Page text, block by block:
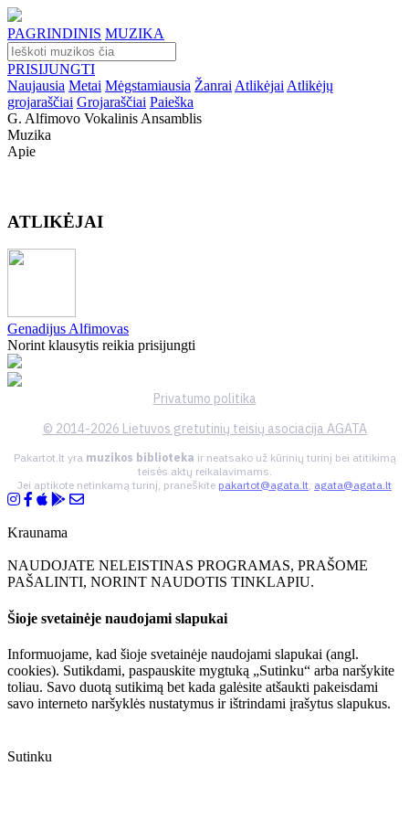
PAGRINDINIS MUZIKA
PRISIJUNGTI
Naujausia Metai Mėgstamiausia Žanrai Atlikėjai Atlikėjų
grojaraščiai Grojaraščiai Paieška
G. Alfimovo Vokalinis Ansamblis
Muzika
Apie
ATLIKĖJAI
Genadijus Alfimovas
Norint klausytis reikia prisijungti
Privatumo politika
© 2014-2026 Lietuvos gretutinių teisių asociacija AGATA
Pakartot.lt yra muzikos biblioteka ir neatsako už kūrinių turinį bei atitikimą
teisės aktų reikalavimams.
Jei aptikote netinkamą turinį, praneškite pakartot@agata.lt, agata@agata.lt
Kraunama
NAUDOJATE NELEISTINAS PROGRAMAS, PRAŠOME
PAŠALINTI, NORINT NAUDOTIS TINKLAPIU.
Šioje svetainėje naudojami slapukai
Informuojame, kad šioje svetainėje naudojami slapukai (angl.
cookies). Sutikdami, paspauskite mygtuką „Sutinku“ arba naršykite
toliau. Savo duotą sutikimą bet kada galėsite atšaukti pakeisdami
savo interneto naršyklės nustatymus ir ištrindami įrašytus slapukus.
Sutinku